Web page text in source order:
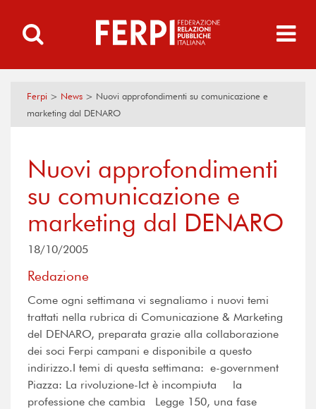
Ferpi > News > Nuovi approfondimenti su comunicazione e
marketing dal DENARO
Nuovi approfondimenti
su comunicazione e
marketing dal DENARO
18/10/2005
Redazione
Come ogni settimana vi segnaliamo i nuovi temi
trattati nella rubrica di Comunicazione & Marketing
del DENARO, preparata grazie alla collaborazione
dei soci Ferpi campani e disponibile a questo
indirizzo.I temi di questa settimana: e-government
Piazza: La rivoluzione-Ict è incompiuta la
professione che cambia Legge 150, una fase